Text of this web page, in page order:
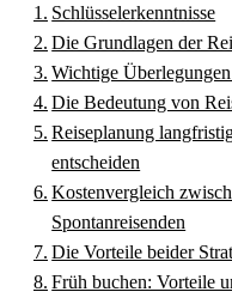
Schlüsselerkenntnisse
Die Grundlagen der
Wichtige
Die Bedeutung von
Reiseplanung
entscheiden
Kostenvergleich
Spontanreisenden
Die Vorteile beider
Früh buchen: Vorteile